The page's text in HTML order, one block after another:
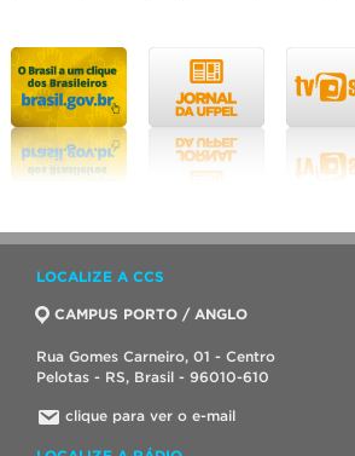
LOCALIZE A CCS
CAMPUS PORTO / ANGLO
Rua Gomes Carneiro, 01 - Centro
Pelotas - RS, Brasil - 96010-610
clique para ver o e-mail